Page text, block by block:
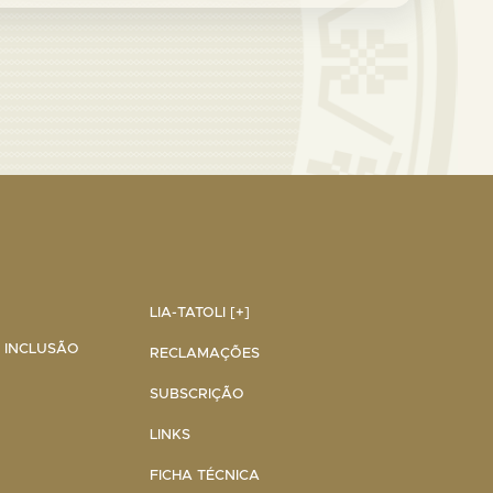
LIA-TATOLI [+]
RECLAMAÇÕES
SUBSCRIÇÃO
LINKS
FICHA TÉCNICA